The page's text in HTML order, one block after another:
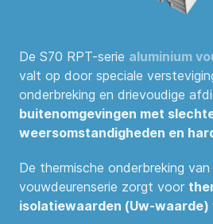
De S70 RPT-serie aluminium
valt op door speciale
onderbreking en drievoudige
buitenomgevingen met
weersomstandigheden en
De thermische onderbreking
vouwdeurenserie zorgt voor
isolatiewaarden (Uw-waarde)